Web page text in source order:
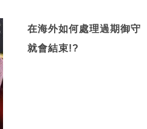
在海外如何處理過期御
就會結束!?